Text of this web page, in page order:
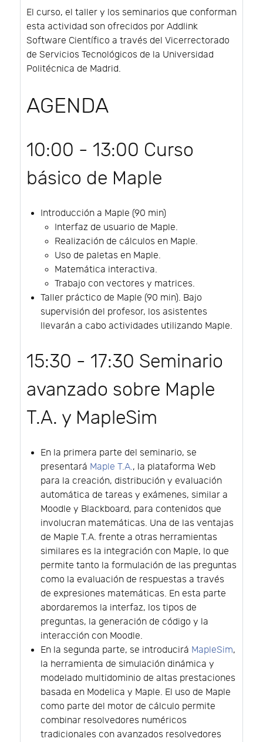
El curso, el taller y los seminarios que conforman
esta actividad son ofrecidos por Addlink
Software Científico a través del Vicerrectorado
de Servicios Tecnológicos de la Universidad
Politécnica de Madrid.
AGENDA
10:00 - 13:00 Curso
básico de Maple
Introducción a Maple (90 min)
Interfaz de usuario de Maple.
Realización de cálculos en Maple.
Uso de paletas en Maple.
Matemática interactiva.
Trabajo con vectores y matrices.
Taller práctico de Maple (90 min). Bajo
supervisión del profesor, los asistentes
llevarán a cabo actividades utilizando Maple.
15:30 - 17:30 Seminario
avanzado sobre Maple
T.A. y MapleSim
En la primera parte del seminario, se
presentará Maple T.A., la plataforma Web
para la creación, distribución y evaluación
automática de tareas y exámenes, similar a
Moodle y Blackboard, para contenidos que
involucran matemáticas. Una de las ventajas
de Maple T.A. frente a otras herramientas
similares es la integración con Maple, lo que
permite tanto la formulación de las preguntas
como la evaluación de respuestas a través
de expresiones matemáticas. En esta parte
abordaremos la interfaz, los tipos de
preguntas, la generación de código y la
interacción con Moodle.
En la segunda parte, se introducirá MapleSim,
la herramienta de simulación dinámica y
modelado multidominio de altas prestaciones
basada en Modelica y Maple. El uso de Maple
como parte del motor de cálculo permite
combinar resolvedores numéricos
tradicionales con avanzados resolvedores